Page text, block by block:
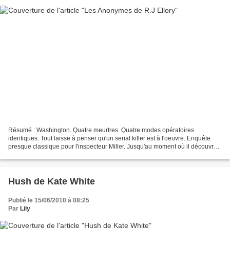
Résumé : Washington. Quatre meurtres. Quatre modes opératoires
identiques. Tout laisse à penser qu'un serial killer est à l'oeuvre. Enquête
presque classique pour l'inspecteur Miller. Jusqu'au moment où il découvre
Hush de Kate White
Publié le 15/06/2010 à 08:25
Par Lily